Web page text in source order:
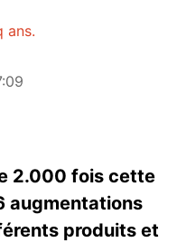
ans.
2.000 fois cette
augmentations
produits et